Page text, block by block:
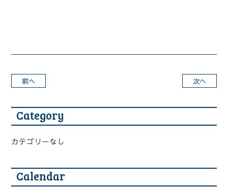
前へ 次へ
Category
カテゴリーなし
Calendar